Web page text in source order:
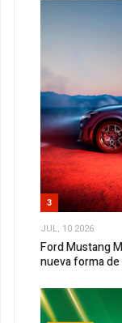
3
JUL, 10 2026
Ford Mustang
nueva forma de